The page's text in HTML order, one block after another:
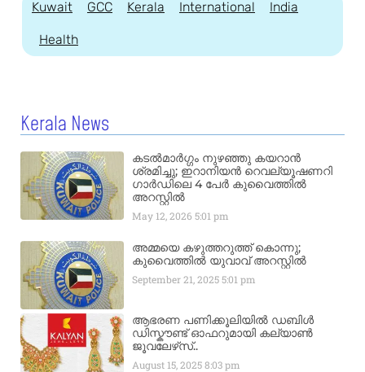
Kuwait GCC Kerala International India
Health
Kerala News
കടൽമാർഗ്ഗം നുഴഞ്ഞു കയറാൻ
ശ്രമിച്ചു; ഇറാനിയൻ റെവല്യൂഷണറി
ഗാർഡിലെ 4 പേർ കുവൈത്തിൽ
അറസ്റ്റിൽ
May 12, 20265:01 pm
അമ്മയെ കഴുത്തറുത്ത് കൊന്നു;
കുവൈത്തിൽ യുവാവ് അറസ്റ്റിൽ
September 21, 20255:01 pm
ആഭരണ പണിക്കൂലിയിൽ ഡബിൾ
ഡിസ്കൗണ്ട് ഓഫറുമായി കല്യാൺ
ജൂവലേഴ്‌സ്..
August 15, 20258:03 pm